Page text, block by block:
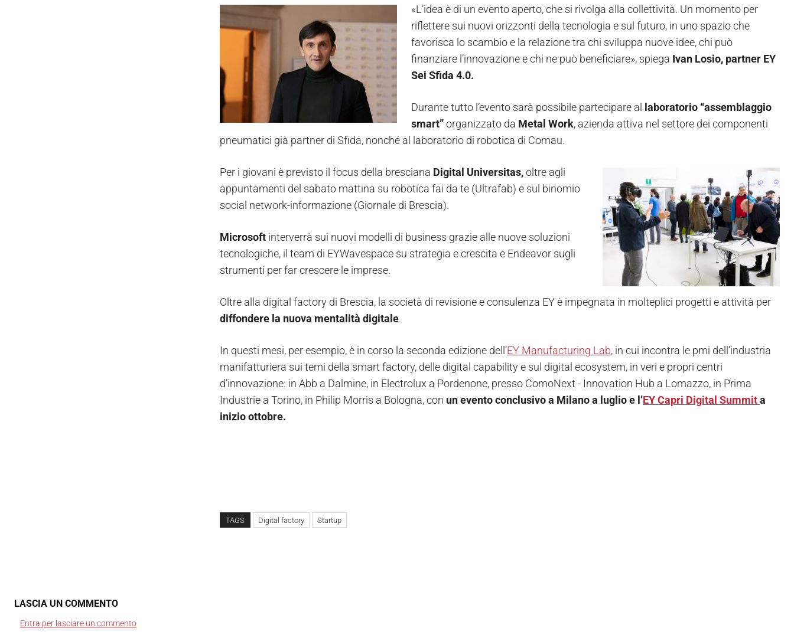
«L’idea è di un evento aperto, che si rivolga alla collettività. Un momento per
riflettere sui nuovi orizzonti della tecnologia e sul futuro, in uno spazio che
favorisca lo scambio e la relazione tra chi sviluppa nuove idee, chi può
finanziare l’innovazione e chi ne può beneficiare», spiega Ivan Losio, partner EY
Sei Sfida 4.0.
Durante tutto l’evento sarà possibile partecipare al laboratorio “assemblaggio
smart”organizzato da Metal Work, azienda attiva nel settore dei componenti
pneumatici già partner di Sfida, nonché al laboratorio di robotica di Comau.
Per i giovani è previsto il focus della bresciana Digital Universitas,oltre agli
appuntamenti del sabato mattina su robotica fai da te (Ultrafab) e sul binomio
social network-informazione (Giornale di Brescia).
Microsoft interverrà sui nuovi modelli di business grazie alle nuove soluzioni
tecnologiche, il team di EYWavespace su strategia e crescita e Endeavor sugli
strumenti per far crescere le imprese.
Oltre alla digital factory di Brescia, la società di revisione e consulenza EY è impegnata in molteplici progetti e attività per
diffondere la nuova mentalità digitale.
In questi mesi, per esempio, è in corso la seconda edizione dell’EY Manufacturing Lab, in cui incontra le pmi dell’industria
manifatturiera sui temi della smart factory, delle digital capability e sul digital ecosystem, in veri e propri centri
d’innovazione: in Abb a Dalmine, in Electrolux a Pordenone, presso ComoNext - Innovation Hub a Lomazzo, in Prima
Industrie a Torino, in Philip Morris a Bologna, con un evento conclusivo a Milano a luglio e l’EY Capri Digital Summita
inizio ottobre.
TAGS Digital factory Startup
LASCIA UN COMMENTO
Entra per lasciare un commento